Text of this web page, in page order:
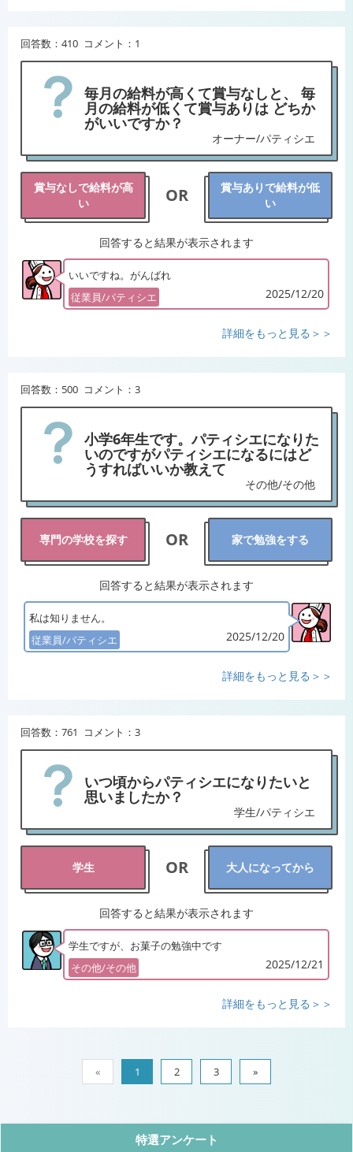
回答数：410 コメント：1
毎月の給料が高くて賞与なしと、 毎
月の給料が低くて賞与ありは どちか
がいいですか？
オーナー/パティシエ
賞与なしで給料が高
い
OR
賞与ありで給料が低
い
回答すると結果が表示されます
いいですね。がんばれ
従業員/パティシエ
2025/12/20
詳細をもっと見る＞＞
回答数：500 コメント：3
小学6年生です。パティシエになりた
いのですがパティシエになるにはど
うすればいいか教えて
その他/その他
専門の学校を探す OR 家で勉強をする
回答すると結果が表示されます
私は知りません。
従業員/パティシエ
2025/12/20
詳細をもっと見る＞＞
回答数：761 コメント：3
いつ頃からパティシエになりたいと
思いましたか？
学生/パティシエ
学生 OR 大人になってから
回答すると結果が表示されます
学生ですが、お菓子の勉強中です
その他/その他
2025/12/21
詳細をもっと見る＞＞
« 1 2 3 »
特選アンケート